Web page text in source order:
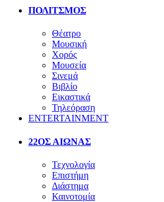
ΠΟΛΙΤΣΜΟΣ
Θέατρο
Μουσική
Χορός
Μουσεία
Σινεμά
Βιβλίο
Εικαστικά
Τηλεόραση
ENTERTAINMENT
22ΟΣ ΑΙΩΝΑΣ
Τεχνολογία
Επιστήμη
Διάστημα
Καινοτομία